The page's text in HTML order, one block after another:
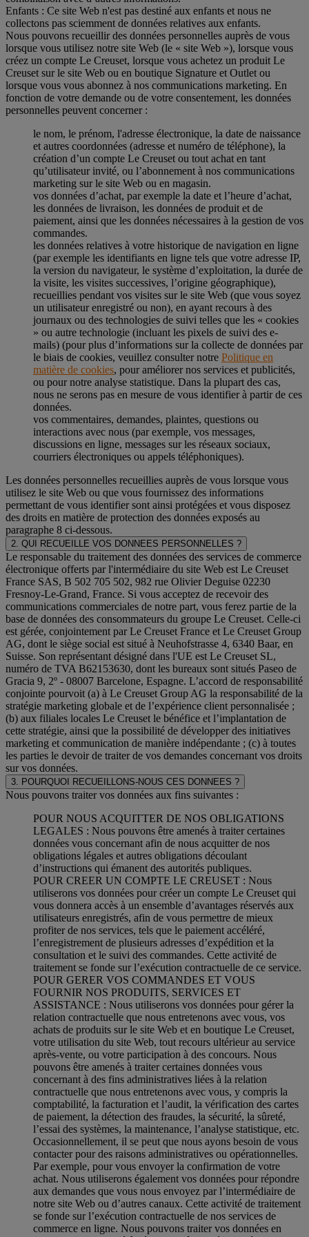
Enfants : Ce site Web n'est pas destiné aux enfants et nous ne
collectons pas sciemment de données relatives aux enfants.
Nous pouvons recueillir des données personnelles auprès de vous
lorsque vous utilisez notre site Web (le « site Web »), lorsque vous
créez un compte Le Creuset, lorsque vous achetez un produit Le
Creuset sur le site Web ou en boutique Signature et Outlet ou
lorsque vous vous abonnez à nos communications marketing. En
fonction de votre demande ou de votre consentement, les données
personnelles peuvent concerner :
le nom, le prénom, l'adresse électronique, la date de naissance
et autres coordonnées (adresse et numéro de téléphone), la
création d’un compte Le Creuset ou tout achat en tant
qu’utilisateur invité, ou l’abonnement à nos communications
marketing sur le site Web ou en magasin.
vos données d’achat, par exemple la date et l’heure d’achat,
les données de livraison, les données de produit et de
paiement, ainsi que les données nécessaires à la gestion de vos
commandes.
les données relatives à votre historique de navigation en ligne
(par exemple les identifiants en ligne tels que votre adresse IP,
la version du navigateur, le système d’exploitation, la durée de
la visite, les visites successives, l’origine géographique),
recueillies pendant vos visites sur le site Web (que vous soyez
un utilisateur enregistré ou non), en ayant recours à des
journaux ou des technologies de suivi telles que les « cookies
» ou autre technologie (incluant les pixels de suivi des e-
mails) (pour plus d’informations sur la collecte de données par
le biais de cookies, veuillez consulter notre Politique en
matière de cookies, pour améliorer nos services et publicités,
ou pour notre analyse statistique. Dans la plupart des cas,
nous ne serons pas en mesure de vous identifier à partir de ces
données.
vos commentaires, demandes, plaintes, questions ou
interactions avec nous (par exemple, vos messages,
discussions en ligne, messages sur les réseaux sociaux,
courriers électroniques ou appels téléphoniques).
Les données personnelles recueillies auprès de vous lorsque vous
utilisez le site Web ou que vous fournissez des informations
permettant de vous identifier sont ainsi protégées et vous disposez
des droits en matière de protection des données exposés au
paragraphe 8 ci-dessous.
2. QUI RECUEILLE VOS DONNEES PERSONNELLES ?
Le responsable du traitement des données des services de commerce
électronique offerts par l'intermédiaire du site Web est Le Creuset
France SAS, B 502 705 502, 982 rue Olivier Deguise 02230
Fresnoy-Le-Grand, France. Si vous acceptez de recevoir des
communications commerciales de notre part, vous ferez partie de la
base de données des consommateurs du groupe Le Creuset. Celle-ci
est gérée, conjointement par Le Creuset France et Le Creuset Group
AG, dont le siège social est situé à Neuhofstrasse 4, 6340 Baar, en
Suisse. Son représentant désigné dans l'UE est Le Creuset SL,
numéro de TVA B62153630, dont les bureaux sont situés Paseo de
Gracia 9, 2º - 08007 Barcelone, Espagne. L’accord de responsabilité
conjointe pourvoit (a) à Le Creuset Group AG la responsabilité de la
stratégie marketing globale et de l’expérience client personnalisée ;
(b) aux filiales locales Le Creuset le bénéfice et l’implantation de
cette stratégie, ainsi que la possibilité de développer des initiatives
marketing et communication de manière indépendante ; (c) à toutes
les parties le devoir de traiter de vos demandes concernant vos droits
sur vos données.
3. POURQUOI RECUEILLONS-NOUS CES DONNEES ?
Nous pouvons traiter vos données aux fins suivantes :
POUR NOUS ACQUITTER DE NOS OBLIGATIONS
LEGALES : Nous pouvons être amenés à traiter certaines
données vous concernant afin de nous acquitter de nos
obligations légales et autres obligations découlant
d’instructions qui émanent des autorités publiques.
POUR CREER UN COMPTE LE CREUSET : Nous
utiliserons vos données pour créer un compte Le Creuset qui
vous donnera accès à un ensemble d’avantages réservés aux
utilisateurs enregistrés, afin de vous permettre de mieux
profiter de nos services, tels que le paiement accéléré,
l’enregistrement de plusieurs adresses d’expédition et la
consultation et le suivi des commandes. Cette activité de
traitement se fonde sur l’exécution contractuelle de ce service.
POUR GERER VOS COMMANDES ET VOUS
FOURNIR NOS PRODUITS, SERVICES ET
ASSISTANCE : Nous utiliserons vos données pour gérer la
relation contractuelle que nous entretenons avec vous, vos
achats de produits sur le site Web et en boutique Le Creuset,
votre utilisation du site Web, tout recours ultérieur au service
après-vente, ou votre participation à des concours. Nous
pouvons être amenés à traiter certaines données vous
concernant à des fins administratives liées à la relation
contractuelle que nous entretenons avec vous, y compris la
comptabilité, la facturation et l’audit, la vérification des cartes
de paiement, la détection des fraudes, la sécurité, la sûreté,
l’essai des systèmes, la maintenance, l’analyse statistique, etc.
Occasionnellement, il se peut que nous ayons besoin de vous
contacter pour des raisons administratives ou opérationnelles.
Par exemple, pour vous envoyer la confirmation de votre
achat. Nous utiliserons également vos données pour répondre
aux demandes que vous nous envoyez par l’intermédiaire de
notre site Web ou d’autres canaux. Cette activité de traitement
se fonde sur l’exécution contractuelle de nos services de
commerce en ligne. Nous pouvons traiter vos données en